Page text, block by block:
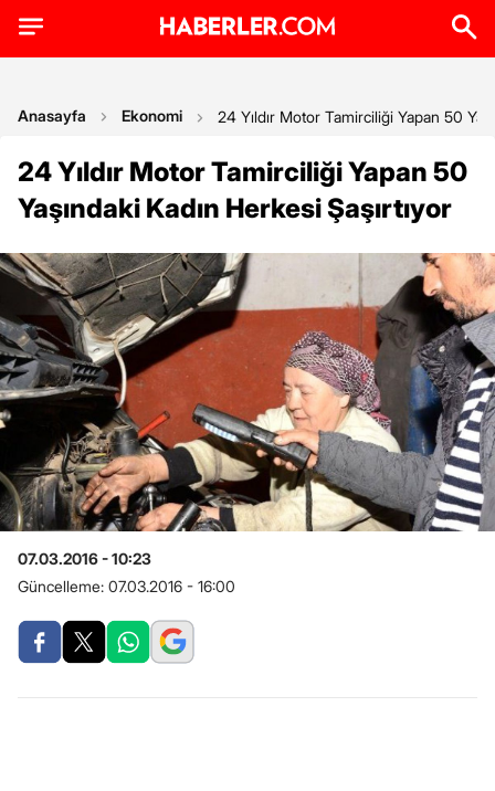
Anasayfa Ekonomi 24 Yıldır Motor Tamirciliği Yapan 50
24 Yıldır Motor Tamirciliği Yapan 50
Yaşındaki Kadın Herkesi Şaşırtıyor
07.03.2016 - 10:23
Güncelleme: 07.03.2016 - 16:00